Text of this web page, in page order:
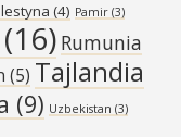
(4) Pamir (3)
(16) Rumunia
(5) Tajlandia
(9) Uzbekistan (3)